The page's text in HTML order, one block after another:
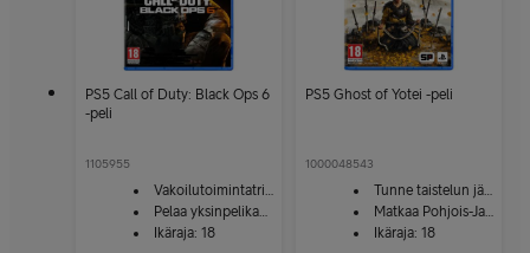
PS5 Call of Duty: Black Ops 6
-peli
1105955
Vakoilutoimintatrilleri
Pelaa yksinpelikampanjaa tai moninpeliä
Ikäraja: 18
PS5 Ghost of Yotei -peli
1000048543
Tunne taistelun jännitys
Matkaa Pohjois-Japanin jylhissä maisemissa
Ikäraja: 18